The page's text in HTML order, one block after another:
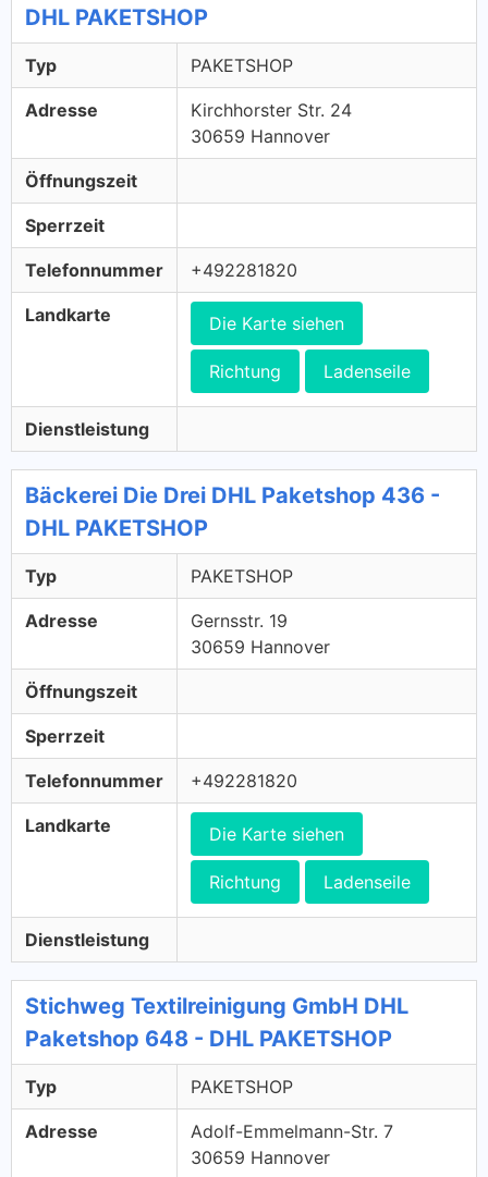
DHL PAKETSHOP
Typ PAKETSHOP
Adresse
Kirchhorster Str. 24
30659 Hannover
Öffnungszeit
Sperrzeit
Telefonnummer +492281820
Landkarte Die Karte siehen
Richtung Ladenseile
Dienstleistung
Bäckerei Die Drei DHL Paketshop 436 -
DHL PAKETSHOP
Typ PAKETSHOP
Adresse
Gernsstr. 19
30659 Hannover
Öffnungszeit
Sperrzeit
Telefonnummer +492281820
Landkarte Die Karte siehen
Richtung Ladenseile
Dienstleistung
Stichweg Textilreinigung GmbH DHL
Paketshop 648 - DHL PAKETSHOP
Typ PAKETSHOP
Adresse
Adolf-Emmelmann-Str. 7
30659 Hannover